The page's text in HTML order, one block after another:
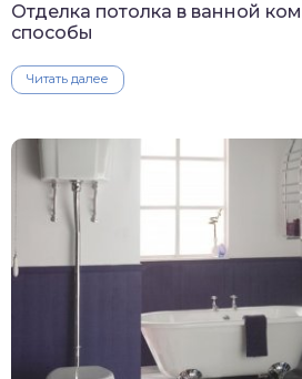
Отделка потолка в ванной
способы
Читать далее